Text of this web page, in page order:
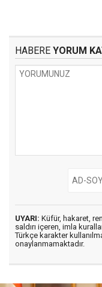
HABERE YORUM
UYARI: Küfür, hakaret,
saldırı içeren, imla
Türkçe karakter
onaylanmamaktadır.